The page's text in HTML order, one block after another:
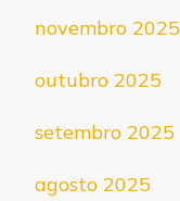
novembro 2025
outubro 2025
setembro 2025
agosto 2025